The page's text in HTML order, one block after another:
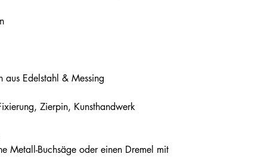
aus Edelstahl & Messing
Zierpin, Kunsthandwerk
Metall-Buchsäge oder einen Dremel mit